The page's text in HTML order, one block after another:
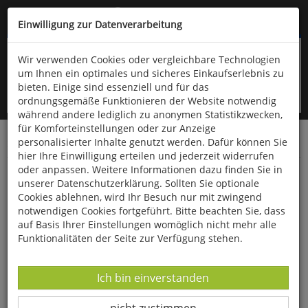
Kompletten Head der Seite überspringen
oder (06766) 9323-960
Startseite Bücher Verschiedene Sachgebiete
Sportökologie
Einwilligung zur Datenverarbeitung
Wir verwenden Cookies oder vergleichbare Technologien
um Ihnen ein optimales und sicheres Einkaufserlebnis zu
bieten. Einige sind essenziell und für das
ordnungsgemäße Funktionieren der Website notwendig
während andere lediglich zu anonymen Statistikzwecken,
für Komforteinstellungen oder zur Anzeige
personalisierter Inhalte genutzt werden. Dafür können Sie
hier Ihre Einwilligung erteilen und jederzeit widerrufen
oder anpassen. Weitere Informationen dazu finden Sie in
unserer Datenschutzerklärung. Sollten Sie optionale
Cookies ablehnen, wird Ihr Besuch nur mit zwingend
notwendigen Cookies fortgeführt. Bitte beachten Sie, dass
auf Basis Ihrer Einstellungen womöglich nicht mehr alle
Funktionalitäten der Seite zur Verfügung stehen.
Datenverarbeitung -
Ich bin einverstanden